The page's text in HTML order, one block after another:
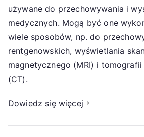
używane do przechowywania i
medycznych. Mogą być one
wiele sposobów, np. do
rentgenowskich, wyświetlania
magnetycznego (MRI) i
(CT).
Dowiedz się więcej